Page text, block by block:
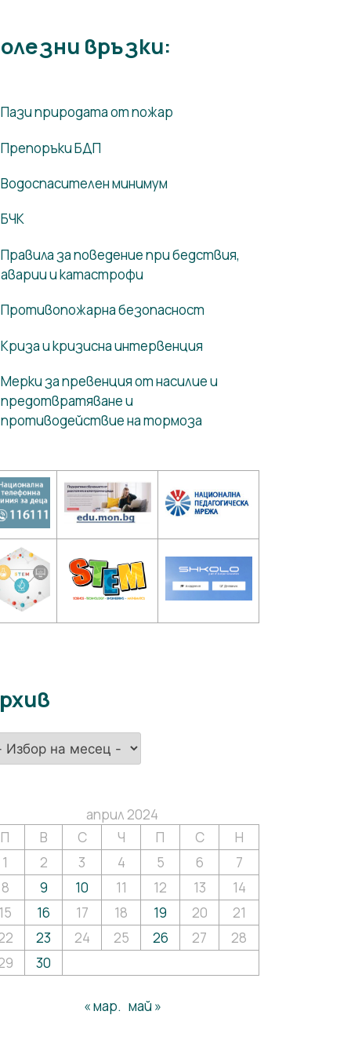
връзки:
Пази природата от пожар
Препоръки БДП
Водоспасителен минимум
БЧК
Правила за поведение при бедствия,
аварии и катастрофи
Противопожарна безопасност
Криза и кризисна интервенция
Мерки за превенция от насилие и
предотвратяване и
противодействие на тормоза
април 2024
П
В С Ч П С
Н
1
2 3 4 5 6
7
8
9 10 11 12 13
14
16 17 18 19 20
21
23 24 25 26 27
28
30
« мар. май »